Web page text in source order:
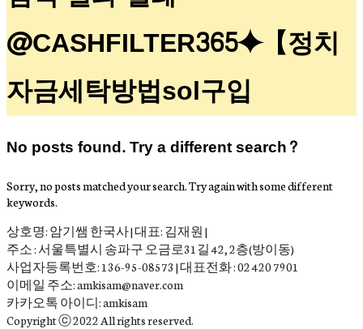
@CASHFILTER365⯌【정치
자금세탁방법sol구입
No posts found. Try a different search?
Sorry, no posts matched your search. Try again with some different
keywords.
상호명: 암기쌤 한국사 | 대표: 김재원 |
주소 : 서울특별시 송파구 오금로31길 42, 2층(방이동)
사업자등록번호: 136-95-08573 | 대표전화 : 02 420 7901
이메일 주소: amkisam@naver.com
카카오톡 아이디: amkisam
Copyright ⓒ 2022 All rights reserved.